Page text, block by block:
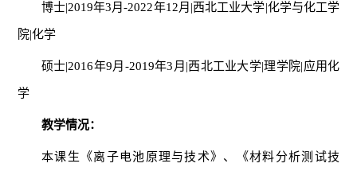
博士|2019年3月-2022年12月 |西北工业大学|化学与化工学
院|化学
硕士|2016年9月 -2019年3月 |西北工业大学|理学院|应用化
学
教学情况：
本课生《离子电池原理与技术》、《材料分析测试技